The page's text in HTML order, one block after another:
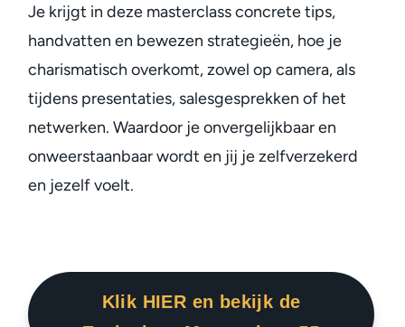
Je krijgt in deze masterclass concrete tips,
handvatten en bewezen strategieën, hoe je
charismatisch overkomt, zowel op camera, als
tijdens presentaties, salesgesprekken of het
netwerken. Waardoor je onvergelijkbaar en
onweerstaanbaar wordt en jij je zelfverzekerd
en jezelf voelt.
Klik HIER en bekijk de